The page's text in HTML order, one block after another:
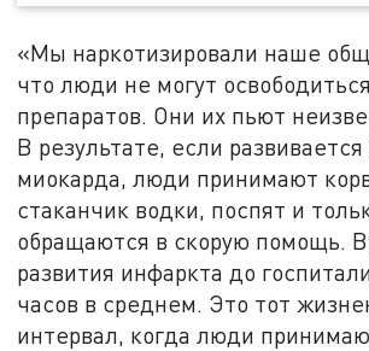
«Мы наркотизировали наше
что люди не могут
препаратов. Они их пьют
В результате, если
миокарда, люди принимают
стаканчик водки, поспят и
обращаются в скорую помощь.
развития инфаркта до
часов в среднем. Это тот
интервал, когда люди